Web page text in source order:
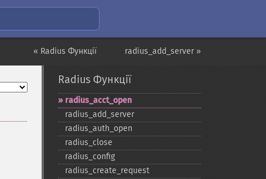
radius_add_server »
« Radius Функції
Radius Функції
radius_​acct_​open
radius_​add_​server
radius_​auth_​open
radius_​close
radius_​config
radius_​create_​request